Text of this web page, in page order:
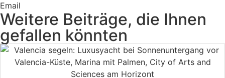
Email
Weitere Beiträge, die Ihnen
gefallen könnten